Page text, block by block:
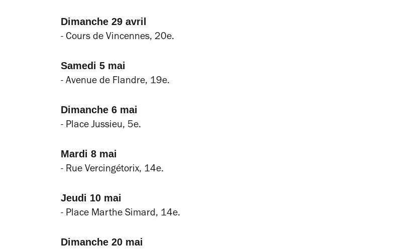
Dimanche 29 avril
- Cours de Vincennes, 20e.
Samedi 5 mai
- Avenue de Flandre, 19e.
Dimanche 6 mai
- Place Jussieu, 5e.
Mardi 8 mai
- Rue Vercingétorix, 14e.
Jeudi 10 mai
- Place Marthe Simard, 14e.
Dimanche 20 mai